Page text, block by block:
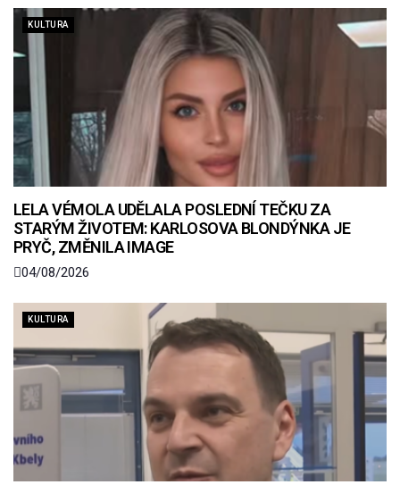
KULTURA
LELA VÉMOLA UDĚLALA POSLEDNÍ TEČKU ZA
STARÝM ŽIVOTEM: KARLOSOVA BLONDÝNKA JE
PRYČ, ZMĚNILA IMAGE
04/08/2026
KULTURA